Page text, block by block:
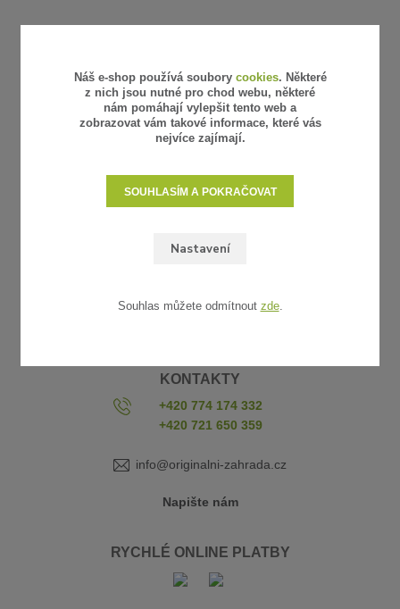
UŽITEČNÉ ODKAZY
Reklamace a vrácení zboží
KONTAKTY
+420 774 174 332
+420 721 650 359
info@originalni-zahrada.cz
Napište nám
RYCHLÉ ONLINE PLATBY
Náš e-shop používá soubory cookies. Některé
z nich jsou nutné pro chod webu, některé
nám pomáhají vylepšit tento web a
zobrazovat vám takové informace, které vás
nejvíce zajímají.
Nastavení
SOUHLASÍM A POKRAČOVAT
Souhlas můžete odmítnout zde.